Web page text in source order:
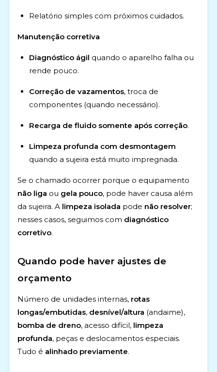
Relatório simples com próximos cuidados.
Manutenção corretiva
Diagnóstico ágil quando o aparelho falha ou
rende pouco.
Correção de vazamentos, troca de
componentes (quando necessário).
Recarga de fluido somente após correção.
Limpeza profunda com desmontagem
quando a sujeira está muito impregnada.
Se o chamado ocorrer porque o equipamento
não liga ou gela pouco, pode haver causa além
da sujeira. A limpeza isolada pode não resolver;
nesses casos, seguimos com diagnóstico
corretivo.
Quando pode haver ajustes de
orçamento
Número de unidades internas, rotas
longas/embutidas, desnível/altura (andaime),
bomba de dreno, acesso difícil, limpeza
profunda, peças e deslocamentos especiais.
Tudo é alinhado previamente.